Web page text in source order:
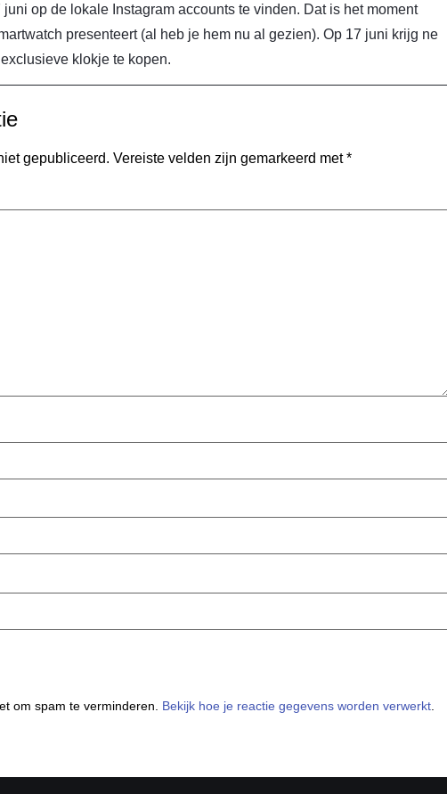
op de lokale Instagram accounts te vinden. Dat is het moment
presenteert (al heb je hem nu al gezien). Op 17 juni krijg ne
klokje te kopen.
gepubliceerd. Vereiste velden zijn gemarkeerd met*
om spam te verminderen. Bekijk hoe je reactie gegevens worden verwerkt